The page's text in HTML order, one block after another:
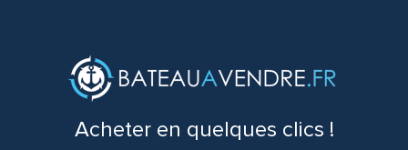
Acheter en quelques clics !